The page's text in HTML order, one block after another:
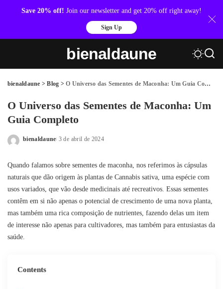
Save 20% off! Join our newsletter and get 20% off right away!
Sign Up
bienaldaune
bienaldaune >Blog >O Universo das Sementes de Maconha: Um Guia Completo
O Universo das Sementes de Maconha: Um
Guia Completo
Posted
bienaldaune 3 de abril de 2024
Quando falamos sobre sementes de maconha, nos referimos às cápsulas
naturais que dão origem às plantas de Cannabis sativa, uma espécie com
usos variados, que vão desde medicinais até recreativos. Essas sementes
contêm em si não apenas o potencial de crescimento de uma nova planta,
mas também uma rica composição de nutrientes, fazendo delas um item
de interesse não apenas para cultivadores, mas também para entusiastas da
saúde.
Contents